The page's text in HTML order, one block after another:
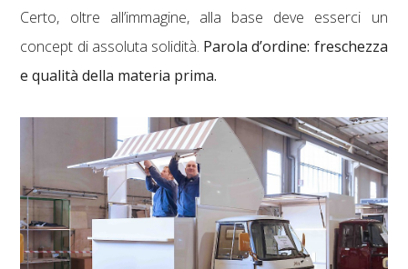
Certo, oltre all’immagine, alla base deve esserci un
concept di assoluta solidità. Parola d’ordine: freschezza
e qualità della materia prima.